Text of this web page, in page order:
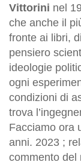
Vittorini nel
che anche il
fronte ai libri,
pensiero
ideologie
ogni
condizioni di
trova
Facciamo ora
anni. 2023 ;
commento del